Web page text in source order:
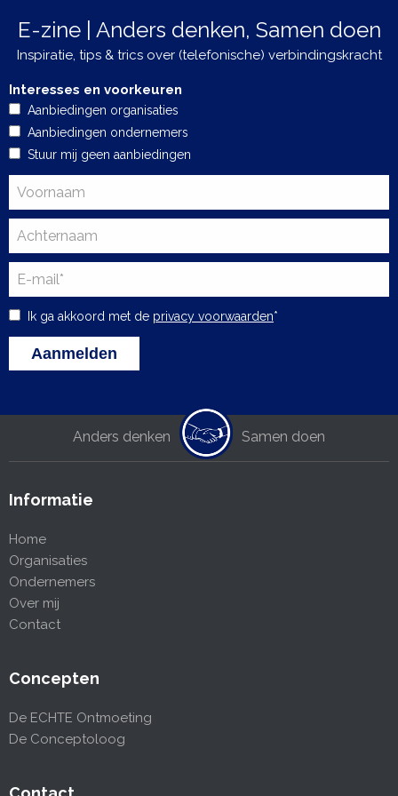
E-zine | Anders denken, Samen doen
Inspiratie, tips & trics over (telefonische) verbindingskracht
Interesses en voorkeuren
Aanbiedingen organisaties
Aanbiedingen ondernemers
Stuur mij geen aanbiedingen
Ik ga akkoord met de privacy voorwaarden*
Anders denken Samen doen
Informatie
Home
Organisaties
Ondernemers
Over mij
Contact
Concepten
De ECHTE Ontmoeting
De Conceptoloog